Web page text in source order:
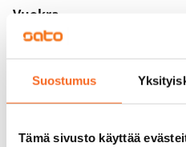
Suostumus
Tämä sivusto käyttää
Vuokra
Vuokravakuus
Kotivakuutus